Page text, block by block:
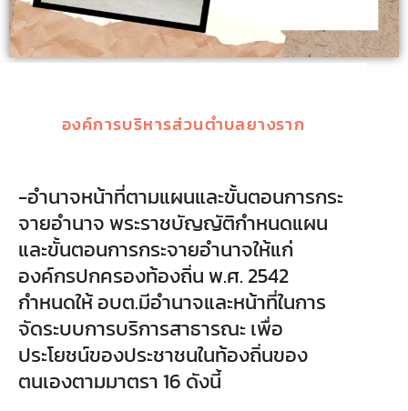
องค์การบริหารส่วนตำบลยางราก
-อำนาจหน้าที่ตามแผนและขั้นตอนการกระ
จายอำนาจ พระราชบัญญัติกำหนดแผน
และขั้นตอนการกระจายอำนาจให้แก่
องค์กรปกครองท้องถิ่น พ.ศ. 2542
กำหนดให้ อบต.มีอำนาจและหน้าที่ในการ
จัดระบบการบริการสาธารณะ เพื่อ
ประโยชน์ของประชาชนในท้องถิ่นของ
ตนเองตามมาตรา 16 ดังนี้